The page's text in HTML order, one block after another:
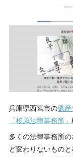
兵庫県西宮市の遺
「桜風法律事務所」
多くの法律事務所
ど変わりないもの